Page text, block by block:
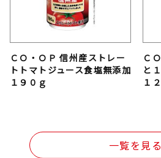
ＣＯ・ＯＰ 信州産ストレー
トトマトジュース食塩無添加
１９０ｇ
Ｃ
と
１
一覧を見る